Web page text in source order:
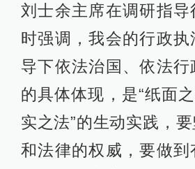
刘士余主席在调研指
时强调，我会的行政
导下依法治国、依法
的具体体现，是“纸面
实之法”的生动实践，
和法律的权威，要做到